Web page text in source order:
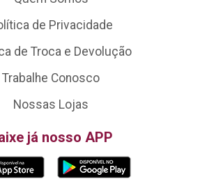
de Privacidade
de Troca e Devolução
Trabalhe Conosco
Nossas Lojas
já nosso APP